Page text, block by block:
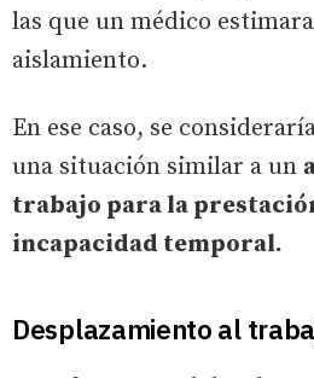
las que un médico
aislamiento.
En ese caso, se
una situación similar a un
trabajo para la
incapacidad temporal.
Desplazamiento al